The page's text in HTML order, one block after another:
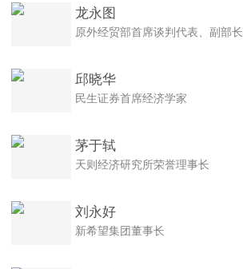
龙永图
原外经贸部首席谈判代表、副部长
邱晓华
民生证券首席经济学家
茅于轼
天则经济研究所荣誉理事长
刘永好
新希望集团董事长